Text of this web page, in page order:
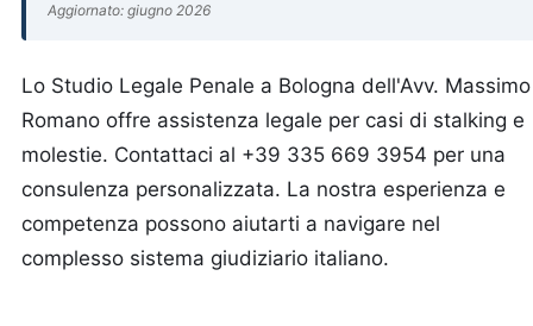
Aggiornato: giugno 2026
Lo Studio Legale Penale a Bologna dell'Avv. Massimo
Romano offre assistenza legale per casi di stalking e
molestie. Contattaci al +39 335 669 3954 per una
consulenza personalizzata. La nostra esperienza e
competenza possono aiutarti a navigare nel
complesso sistema giudiziario italiano.